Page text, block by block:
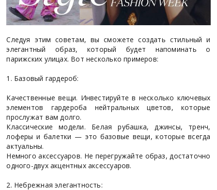
Следуя этим советам, вы сможете создать стильный и
элегантный образ, который будет напоминать о
парижских улицах. Вот несколько примеров:
1. Базовый гардероб:
Качественные вещи. Инвестируйте в несколько ключевых
элементов гардероба нейтральных цветов, которые
прослужат вам долго.
Классические модели. Белая рубашка, джинсы, тренч,
лоферы и балетки — это базовые вещи, которые всегда
актуальны.
Немного аксессуаров. Не перегружайте образ, достаточно
одного-двух акцентных аксессуаров.
2. Небрежная элегантность: